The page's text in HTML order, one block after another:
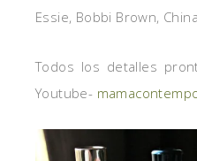
Essie, Bobbi Brown,
Todos los detalles
Youtube-